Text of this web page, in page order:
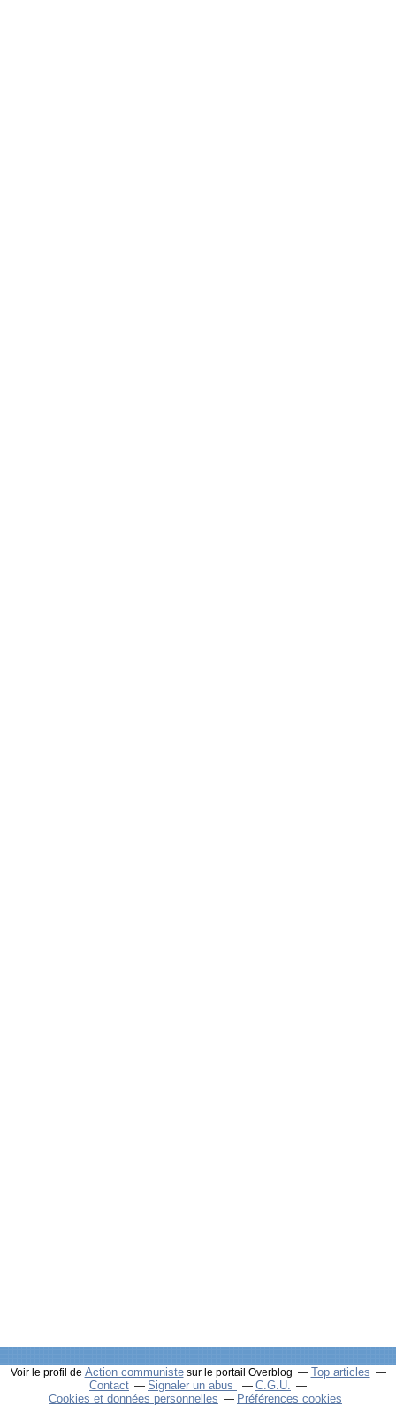
Voir le profil de Action communistesur le portail Overblog
Top articles
Contact
Signaler un abus
C.G.U.
Cookies et données personnelles
Préférences cookies